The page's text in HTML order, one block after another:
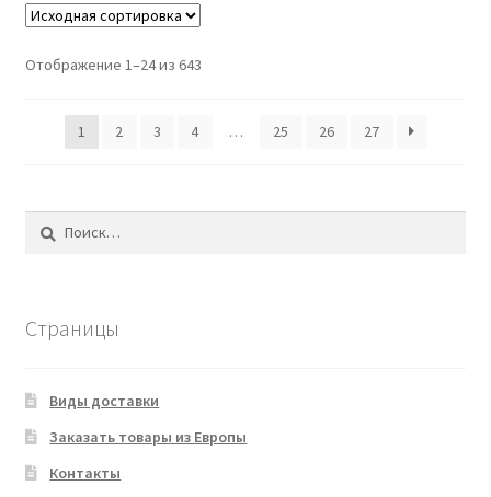
Отображение 1–24 из 643
1 2 3 4 … 25 26 27
Найти:
Страницы
Виды доставки
Заказать товары из Европы
Контакты